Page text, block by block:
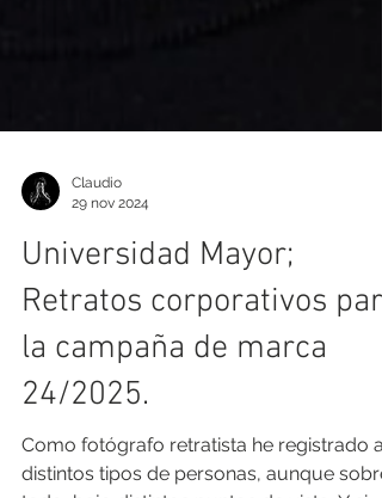
29 nov 2024
Universidad Mayor;
Retratos corporativos para
la campaña de marca
24/2025.
Como fotógrafo retratista he registrado a